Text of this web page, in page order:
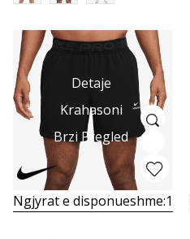
Detaje
Krahasoni
Brzi Pregled
Ngjyrat e disponueshme:1